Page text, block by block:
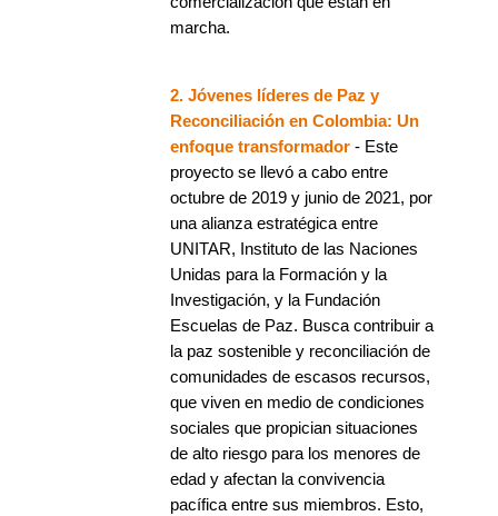
marcha.
2. Jóvenes líderes de Paz y
Reconciliación en Colombia: Un
enfoque transformador - Este
proyecto se llevó a cabo entre
octubre de 2019 y junio de 2021, por
una alianza estratégica entre
UNITAR, Instituto de las Naciones
Unidas para la Formación y la
Investigación, y la Fundación
Escuelas de Paz. Busca contribuir a
la paz sostenible y reconciliación de
comunidades de escasos recursos,
que viven en medio de condiciones
sociales que propician situaciones
de alto riesgo para los menores de
edad y afectan la convivencia
pacífica entre sus miembros. Esto,